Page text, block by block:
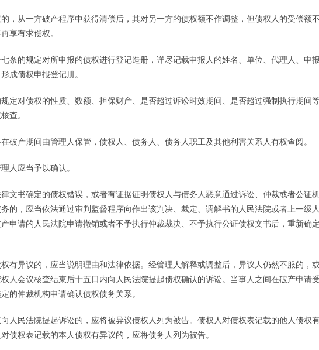
从一方破产程序中获得清偿后，其对另一方的债权额不作调整，但债权人的受偿额不
享有求偿权。
的规定对所申报的债权进行登记造册，详尽记载申报人的姓名、单位、代理人、申报
成债权申报登记册。
对债权的性质、数额、担保财产、是否超过诉讼时效期间、是否超过强制执行期间
查。
产期间由管理人保管，债权人、债务人、债务人职工及其他利害关系人有权查阅。
应当予以确认。
书确定的债权错误，或者有证据证明债权人与债务人恶意通过诉讼、仲裁或者公证
的，应当依法通过审判监督程序向作出该判决、裁定、调解书的人民法院或者上一级人
申请的人民法院申请撤销或者不予执行仲裁裁决、不予执行公证债权文书后，重新确定
异议的，应当说明理由和法律依据。经管理人解释或调整后，异议人仍然不服的，
人会议核查结束后十五日内向人民法院提起债权确认的诉讼。当事人之间在破产申请受
的仲裁机构申请确认债权债务关系。
民法院提起诉讼的，应将被异议债权人列为被告。债权人对债权表记载的他人债权
债权表记载的本人债权有异议的，应将债务人列为被告。